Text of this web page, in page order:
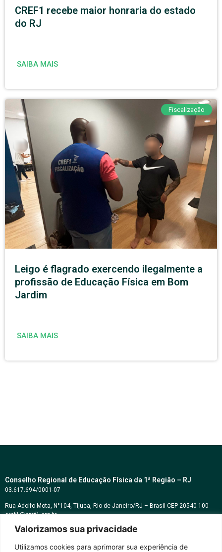
Valorizamos sua privacidade
Utilizamos cookies para aprimorar sua experiência de
CREF1 recebe maior honraria do estado
do RJ
SAIBA MAIS
Fiscalização
Leigo é flagrado exercendo ilegalmente a
profissão de Educação Física em Bom
Jardim
SAIBA MAIS
Conselho Regional de Educação Física da 1ª Região – RJ
03.617.694/0001-07
Rua Adolfo Mota, N°104, Tijuca, Rio de Janeiro/RJ – Brasil CEP 20540-100
cref1@cref1.org.br
Assessoria de comunicação: